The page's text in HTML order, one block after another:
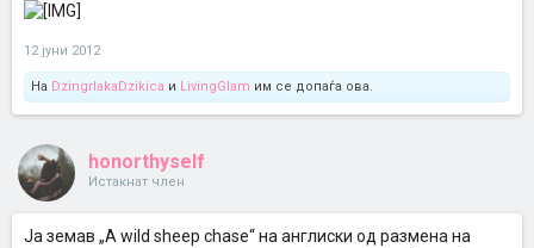
12 јуни 2012
На DzingrlakaDzikica и LivingGlam им се допаѓа ова.
honorthyself
Истакнат член
Ја земав „A wild sheep chase“ на англиски од размена на